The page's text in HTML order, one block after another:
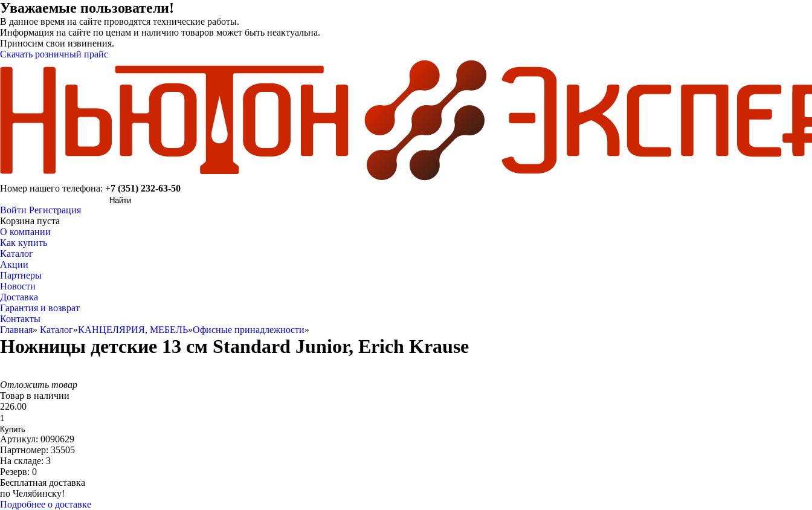
Уважаемые пользователи!
В данное время на сайте проводятся технические работы.
Информация на сайте по ценам и наличию товаров может быть неактуальна.
Приносим свои извинения.
Скачать розничный прайс
Номер нашего телефона: +7 (351) 232-63-50
Войти Регистрация
Корзина пуста
О компании
Как купить
Каталог
Акции
Партнеры
Новости
Доставка
Гарантия и возврат
Контакты
Главная» Каталог»КАНЦЕЛЯРИЯ, МЕБЕЛЬ»Офисные принадлежности»
Ножницы детские 13 см Standard Junior, Erich Krause
Отложить товар
Товар в наличии
226.00
Артикул: 0090629
Партномер: 35505
На складе: 3
Резерв: 0
Бесплатная доставка
по Челябинску!
Подробнее о доставке